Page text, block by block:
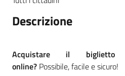
Descrizione
Acquistare il biglietto
online? Possibile, facile e sicuro!